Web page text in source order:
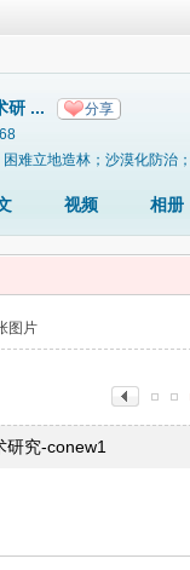
研 ... 分享
难立地造林；沙漠化防治
视频 相册
图片
研究-conew1